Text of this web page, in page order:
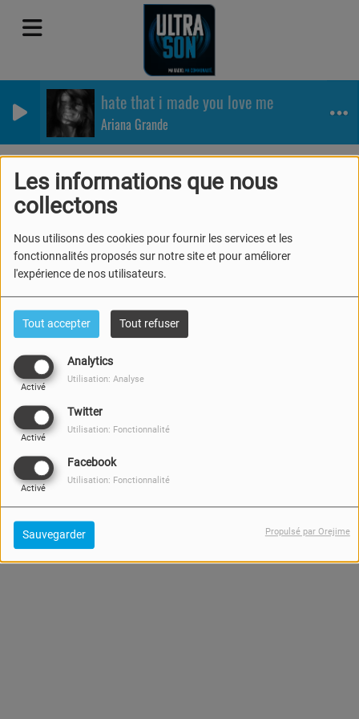
Les informations que nous
collectons
Nous utilisons des cookies pour fournir les services et les
fonctionnalités proposés sur notre site et pour améliorer
l'expérience de nos utilisateurs.
Tout accepter Tout refuser
Analytics
Activé
Utilisation: Analyse
Twitter
Activé
Utilisation: Fonctionnalité
Facebook
Activé
Utilisation: Fonctionnalité
Sauvegarder Propulsé par Orejime
hate that i made you love me
Ariana Grande
Guillaume N.
d'Ultrason.